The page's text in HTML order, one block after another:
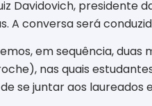
Davidovich, presidente
A conversa será
em sequência,
nas quais
se juntar aos laureados